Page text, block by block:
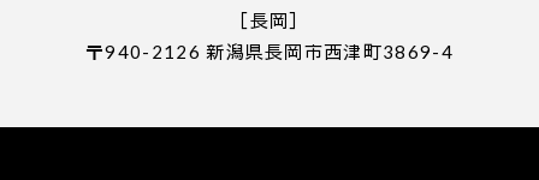
［長岡］
〒940-2126 新潟県長岡市西津町3869-4